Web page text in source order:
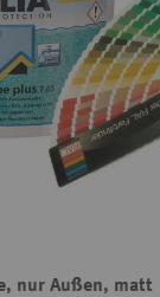
nur Außen, matt